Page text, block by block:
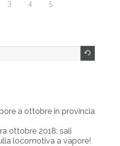
3 4 5
a ottobre in provincia
ottobre 2018: sali
locomotiva a vapore!